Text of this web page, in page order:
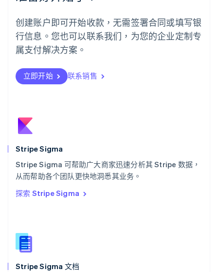
创建账户即可开始收款，无需签署合同或填写银
行信息。您也可以联系我们，为您的企业定制专
属支付解决方案。
立即开始 联系销售
Stripe Sigma
Stripe Sigma 可帮助广大商家迅速分析其 Stripe 数据，
从而帮助各个团队更快地洞悉其业务。
探索 Stripe Sigma
Stripe Sigma 文档
葡萄牙
Português English
日本
日本語English
瑞典
瑞士
DeutschFrançais
English
斯洛文尼亚
泰国
ไทยEnglish
希腊
English
西班牙
新西兰
English
匈牙利
English